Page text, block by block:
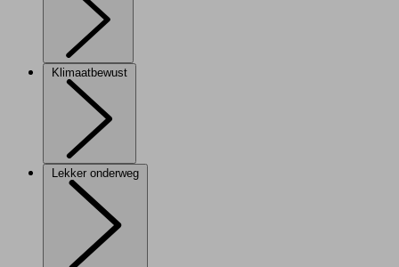
Klimaatbewust
Lekker onderweg